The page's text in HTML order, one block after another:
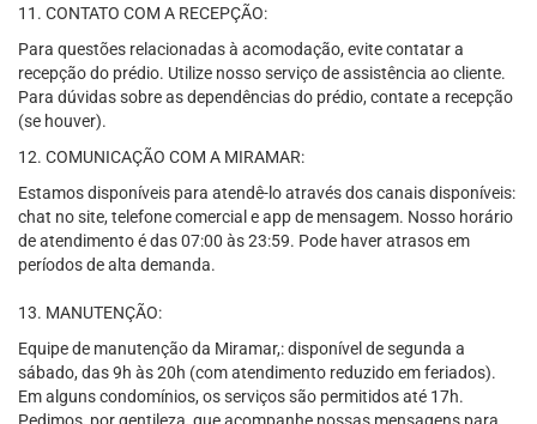
11. CONTATO COM A RECEPÇÃO:
Para questões relacionadas à acomodação, evite contatar a
recepção do prédio. Utilize nosso serviço de assistência ao cliente.
Para dúvidas sobre as dependências do prédio, contate a recepção
(se houver).
12. COMUNICAÇÃO COM A MIRAMAR:
Estamos disponíveis para atendê-lo através dos canais disponíveis:
chat no site, telefone comercial e app de mensagem. Nosso horário
de atendimento é das 07:00 às 23:59. Pode haver atrasos em
períodos de alta demanda.
13. MANUTENÇÃO:
Equipe de manutenção da Miramar,: disponível de segunda a
sábado, das 9h às 20h (com atendimento reduzido em feriados).
Em alguns condomínios, os serviços são permitidos até 17h.